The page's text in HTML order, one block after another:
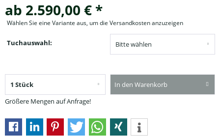
ab 2.590,00 € *
Wählen Sie eine Variante aus, um die Versandkosten anzuzeigen
Tuchauswahl:
Größere Mengen auf Anfrage!
In den Warenkorb